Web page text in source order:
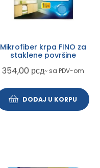
Mikrofiber krpa FINO za
staklene površine
354,00 рсд~ sa PDV-om
DODAJ U KORPU